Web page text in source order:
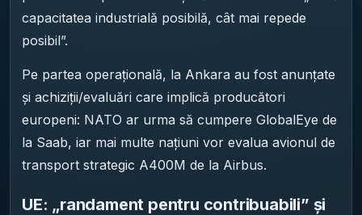
capacitatea industrială posibilă, cât mai repede
posibil”.
Pe partea operațională, la Ankara au fost anunțate
și achiziții/evaluări care implică producători
europeni: NATO ar urma să cumpere GlobalEye de
la Saab, iar mai multe națiuni vor evalua avionul de
transport strategic A400M de la Airbus.
UE: „randament pentru contribuabili” și